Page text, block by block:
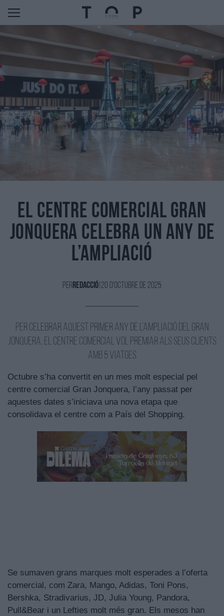
EL CENTRE COMERCIAL GRAN
JONQUERA CELEBRA UN ANY DE
L’AMPLIACIÓ
PerRedacció 20 d'Octubre de 2025
Per celebrar aquest primer any de l’ampliació del Gran
Jonquera, el centre comercial vol premiar als seus clients
amb 5 viatges
Octubre s’ha convertit en un mes molt especial pel
centre comercial Gran Jonquera, l’any passat per
aquestes dates s’iniciava una nova etapa que
consolidava el centre com a País del Shopping.
Se sumaven grans marques molt esperades a l’oferta
comercial, com Zara, Mango, Adidas, Toni Pons,
Bershka, Stradivarius, JD, Julia Young, Pandora,
Pull&Bear i un Lefties molt més gran. Els mesos han